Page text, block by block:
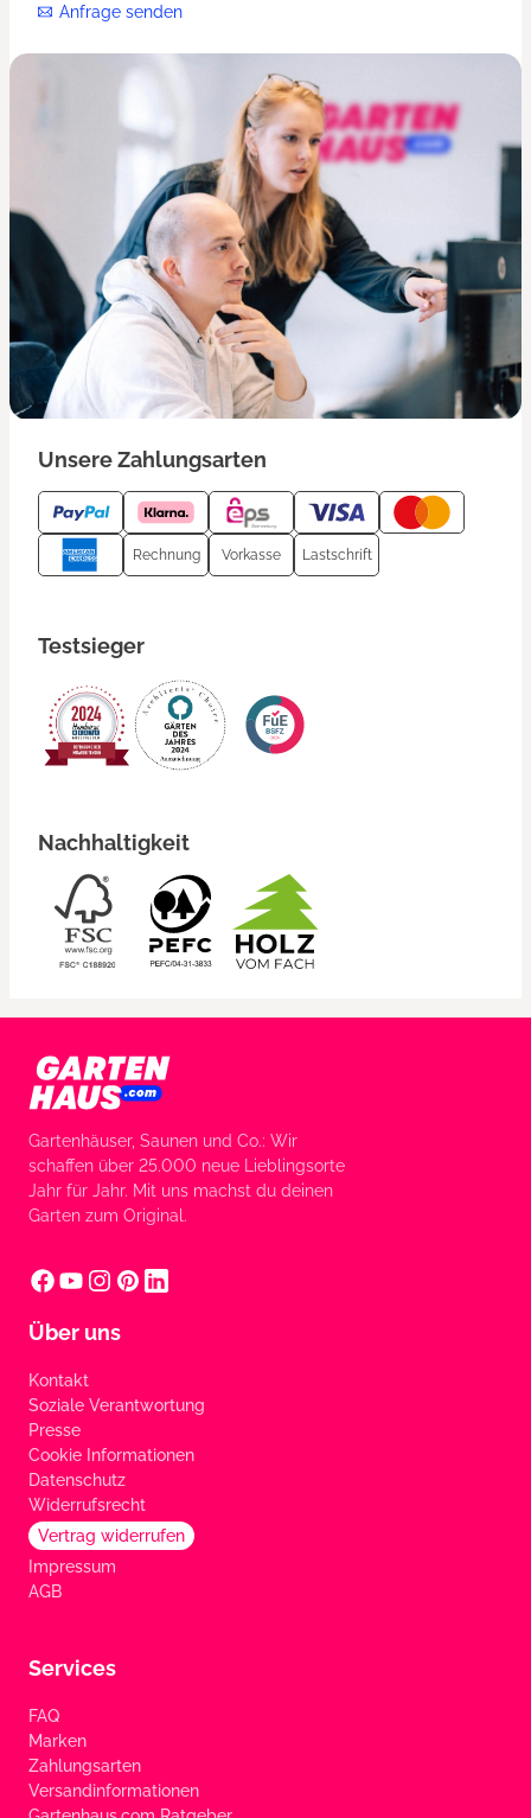
Anfrage senden
Unsere Zahlungsarten
Rechnung Vorkasse Lastschrift
Testsieger
Nachhaltigkeit
Gartenhäuser, Saunen und Co.: Wir
schaffen über 25.000 neue Lieblingsorte
Jahr für Jahr. Mit uns machst du deinen
Garten zum Original.
Über uns
Kontakt
Soziale Verantwortung
Presse
Cookie Informationen
Datenschutz
Widerrufsrecht
Vertrag widerrufen
Impressum
AGB
Services
FAQ
Marken
Zahlungsarten
Versandinformationen